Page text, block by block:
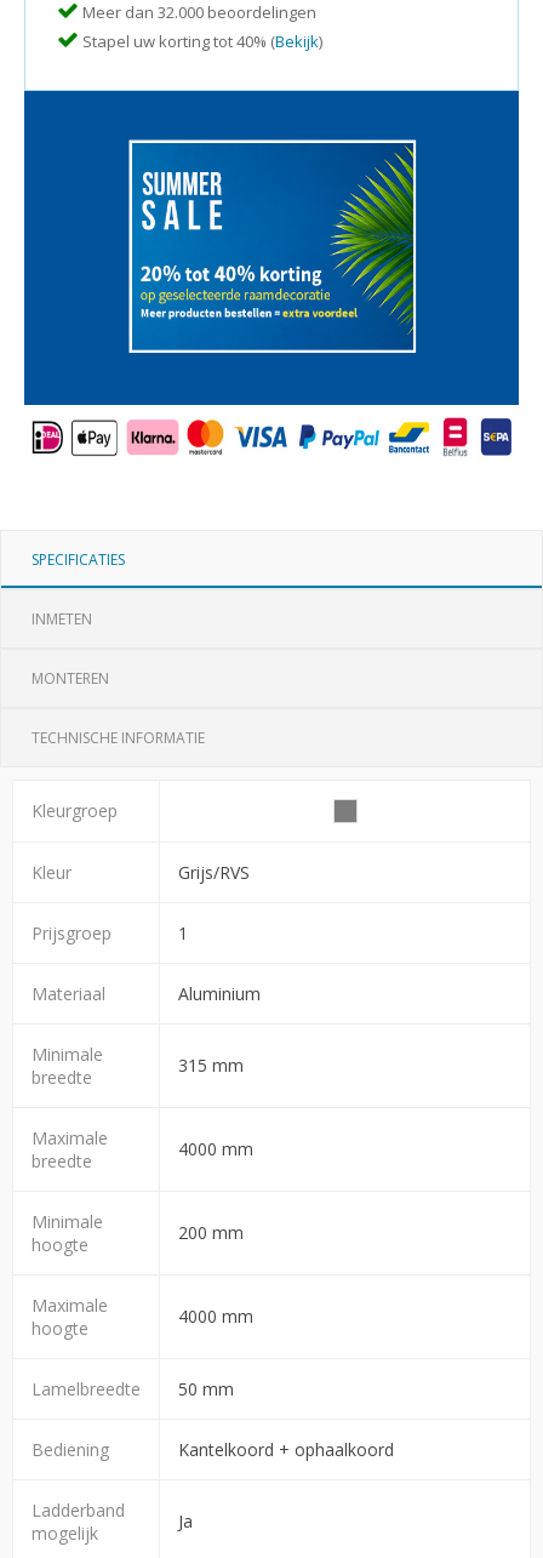
Meer dan 32.000 beoordelingen
Stapel uw korting tot 40% (Bekijk)
SPECIFICATIES
INMETEN
MONTEREN
TECHNISCHE INFORMATIE
Kleurgroep
Kleur Grijs/RVS
Prijsgroep 1
Materiaal Aluminium
Minimale
breedte
315 mm
Maximale
breedte
4000 mm
Minimale
hoogte
200 mm
Maximale
hoogte
4000 mm
Lamelbreedte 50 mm
Bediening Kantelkoord + ophaalkoord
Ladderband
mogelijk
Ja